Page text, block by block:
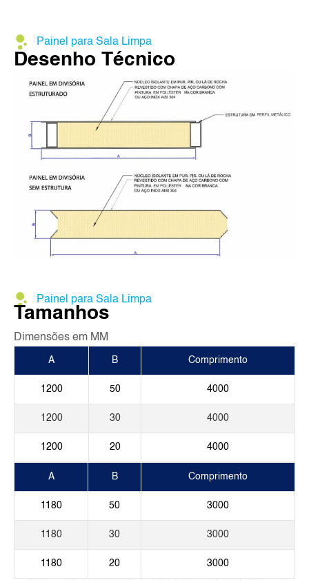
Painel para Sala Limpa
Desenho Técnico
Painel para Sala Limpa
Tamanhos
Dimensões em MM
A B Comprimento
1200 50 4000
1200 30 4000
1200 20 4000
A B Comprimento
1180 50 3000
1180 30 3000
1180 20 3000